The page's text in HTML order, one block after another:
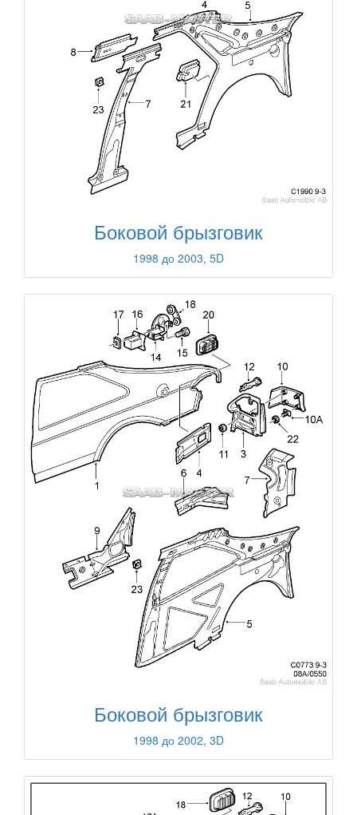
Боковой брызговик
1998 до 2003, 5D
Боковой брызговик
1998 до 2002, 3D